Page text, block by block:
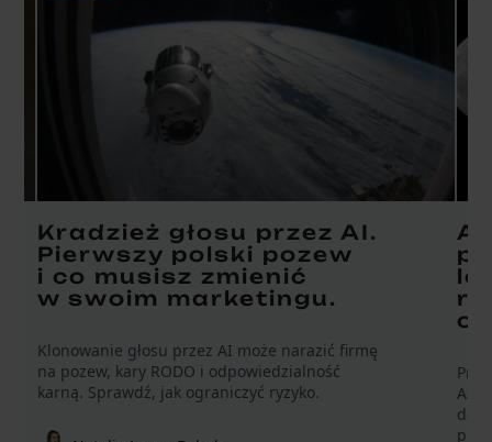
Kradzież głosu przez AI.
Pierwszy polski pozew
i co musisz zmienić
w swoim marketingu.
Klonowanie głosu przez AI może narazić firmę
na pozew, kary RODO i odpowiedzialność
karną. Sprawdź, jak ograniczyć ryzyko.
AI
o
AI